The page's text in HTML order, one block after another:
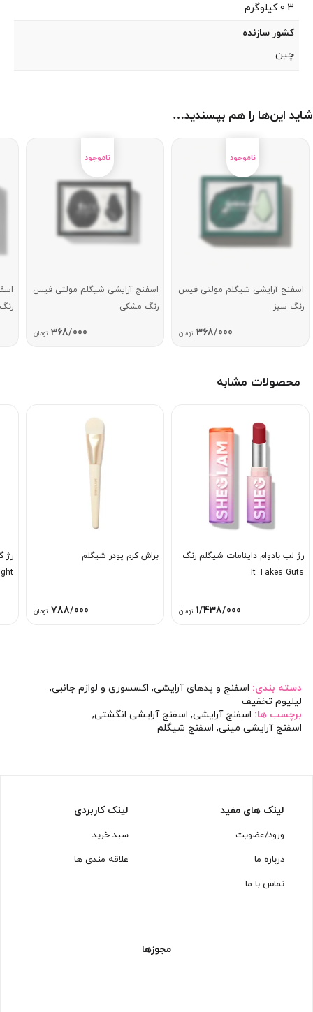
0.3 کیلوگرم
کشور سازنده
چین
شاید این‌ها را هم بپسندید…
اسفنج آرایشی شیگلم مولتی فیس
رنگ سبز
368/000 تومان
اسفنج آرایشی شیگلم مولتی فیس
رنگ مشکی
368/000 تومان
محصولات مشابه
رژ لب بادوام داینامات شیگلم رنگ
It Takes Guts
1/438/000 تومان
براش کرم پودر شیگلم
788/000 تومان
دسته بندی: اسفنج و پدهای آرایشی, اکسسوری و لوازم جانبی,
لیلیوم تخفیف
برچسب ها: اسفنج آرایشی, اسفنج آرایشی انگشتی,
اسفنج آرایشی مینی, اسفنج شیگلم
لینک های مفید
ورود/عضویت
درباره ما
تماس با ما
لینک کاربردی
سبد خرید
علاقه مندی ها
مجوزها